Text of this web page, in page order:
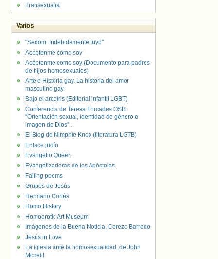
Transexualia
Varios
"Sedom. Indebidamente tuyo"
Acéptenme como soy
Acéptenme como soy (Documento para padres
de hijos homosexuales)
Arte e Historia gay. La historia del amor
masculino gay.
Bajo el arcoíris (Editorial infantil LGBT).
Conferencia de Teresa Forcades OSB:
“Orientación sexual, identidad de género e
imagen de Dios” .
El Blog de Nimphie Knox (literatura LGTB)
Enlace judío
Evangelio Queer.
Evangelizadoras de los Apóstoles
Falling poems
Grupos de Jesús
Hermano Cortés
Homo History
Homoerotic Art Museum
Imágenes de la Buena Noticia, Cerezo Barredo
Jesús in Love
La iglesia ante la homosexualidad, de John
Mcneill